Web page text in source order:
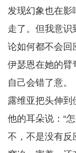
发现幻象也在影
走了。但我意识
论如何都不会回
伊瑟恩在她的臂
自己会错了意。
露维亚把头伸到
他的耳朵说：“
不，不是没有反